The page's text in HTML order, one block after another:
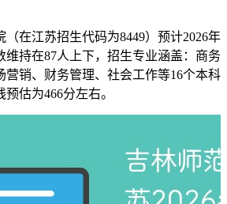
在江苏招生代码为8449）预计2026年
维持在87人上下，招生专业涵盖：商务
营销、财务管理、社会工作等16个本科
估为466分左右。